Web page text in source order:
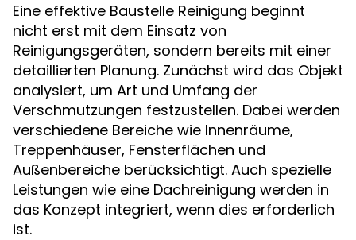
Eine effektive Baustelle Reinigung beginnt
nicht erst mit dem Einsatz von
Reinigungsgeräten, sondern bereits mit einer
detaillierten Planung. Zunächst wird das Objekt
analysiert, um Art und Umfang der
Verschmutzungen festzustellen. Dabei werden
verschiedene Bereiche wie Innenräume,
Treppenhäuser, Fensterflächen und
Außenbereiche berücksichtigt. Auch spezielle
Leistungen wie eine Dachreinigung werden in
das Konzept integriert, wenn dies erforderlich
ist.